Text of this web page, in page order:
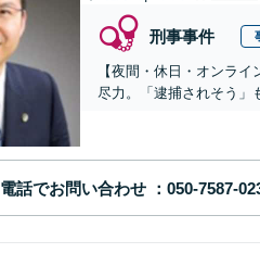
刑事事件
【夜間・休日・オンラ
尽力。「逮捕されそう」
電話でお問い合わせ